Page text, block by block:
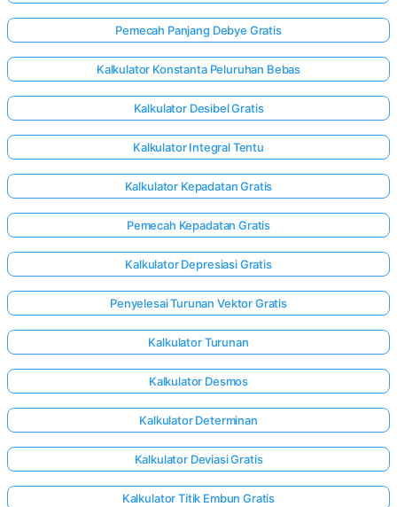
Pemecah Panjang Debye Gratis
Kalkulator Konstanta Peluruhan Bebas
Kalkulator Desibel Gratis
Kalkulator Integral Tentu
Kalkulator Kepadatan Gratis
Pemecah Kepadatan Gratis
Kalkulator Depresiasi Gratis
Penyelesai Turunan Vektor Gratis
Kalkulator Turunan
Kalkulator Desmos
Kalkulator Determinan
Kalkulator Deviasi Gratis
Kalkulator Titik Embun Gratis